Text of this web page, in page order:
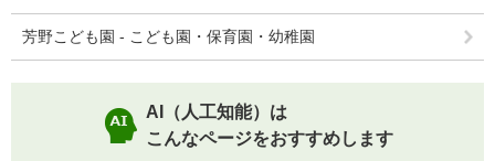
芳野こども園 - こども園・保育園・幼稚園
AI（人工知能）は
こんなページをおすすめします